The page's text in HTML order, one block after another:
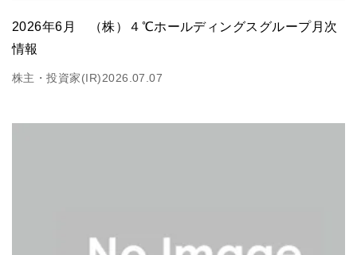
2026年6月 （株）４℃ホールディングスグループ月次
情報
株主・投資家(IR)2026.07.07